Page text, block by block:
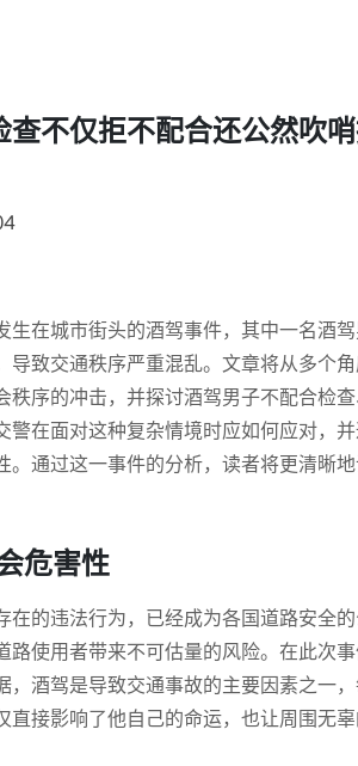
查不仅拒不配合还公然吹
生在城市街头的酒驾事件，其中一名酒
导致交通秩序严重混乱。文章将从多个
秩序的冲击，并探讨酒驾男子不配合检
警在面对这种复杂情境时应如何应对，
。通过这一事件的分析，读者将更清晰
危害性
在的违法行为，已经成为各国道路安全
路使用者带来不可估量的风险。在此次
，酒驾是导致交通事故的主要因素之一
直接影响了他自己的命运，也让周围无